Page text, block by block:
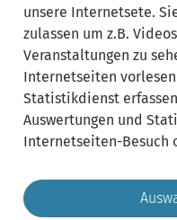
unsere Internetsete.
zulassen um z.B.
Veranstaltungen zu
Internetseiten
Statistikdienst
Auswertungen und
Internetseiten-Besuch